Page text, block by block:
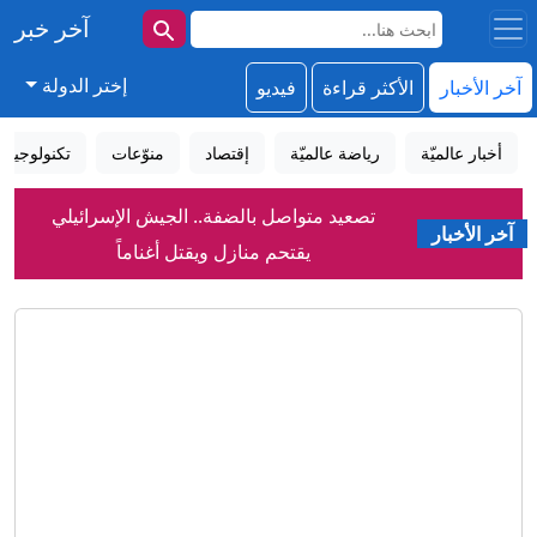
آخر خبر
آخر الأخبار الأكثر قراءة فيديو إختر الدولة
أخبار عالميّة رياضة عالميّة إقتصاد منوّعات تكنولوجيا
آخر الأخبار
يقتحم منازل ويقتل أغناماً
بسبب صلاح.. طرابزون يعلن تسجيل رقم
قياسي بمبيعات التذاكر